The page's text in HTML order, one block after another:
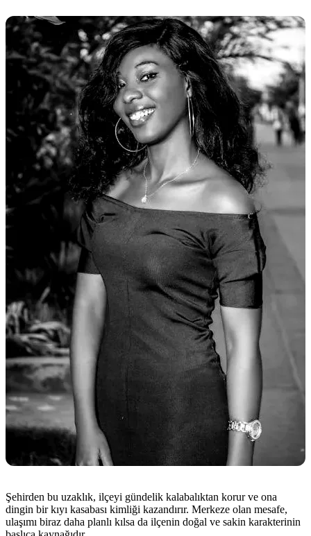
Şehirden bu uzaklık, ilçeyi gündelik kalabalıktan korur ve ona
dingin bir kıyı kasabası kimliği kazandırır. Merkeze olan mesafe,
ulaşımı biraz daha planlı kılsa da ilçenin doğal ve sakin karakterinin